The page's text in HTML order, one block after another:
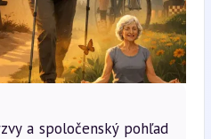
a spoločenský pohľad